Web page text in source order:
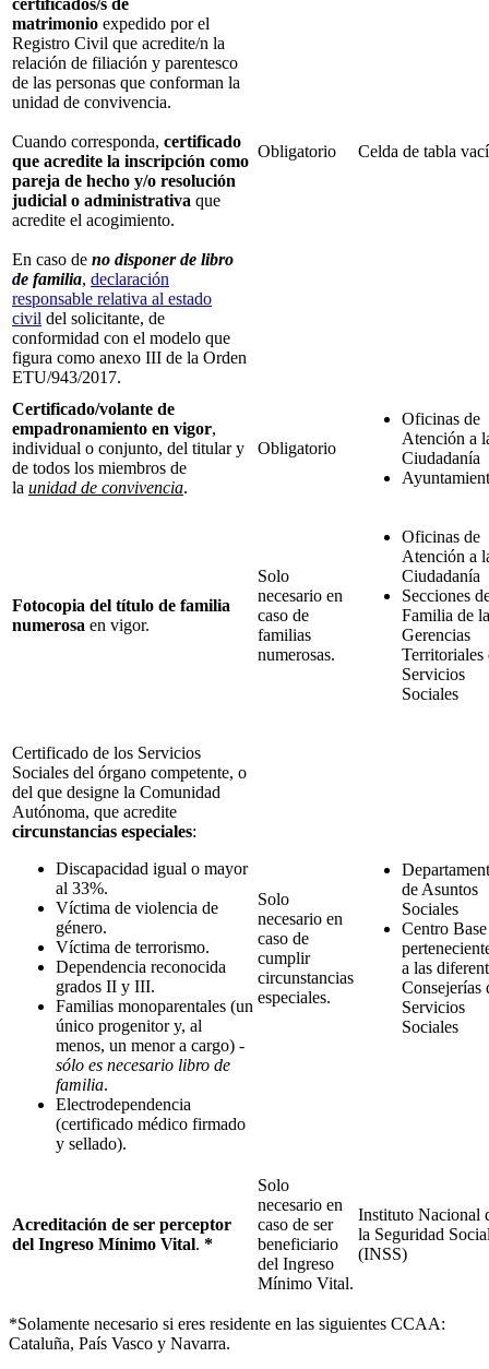
matrimonio expedido por el
Registro Civil que acredite/n la
relación de filiación y parentesco
de las personas que conforman la
unidad de convivencia.
Cuando corresponda, certificado
que acredite la inscripción como
pareja de hecho y/o resolución
judicial o administrativa que
acredite el acogimiento.
En caso de no disponer de libro
de familia, declaración
responsable relativa al estado
civil del solicitante, de
conformidad con el modelo que
figura como anexo III de la Orden
ETU/943/2017.
Obligatorio Celda de tabla
Certificado/volante de
empadronamiento en vigor,
individual o conjunto, del titular y
de todos los miembros de
la unidad de convivencia.
Obligatorio
Oficinas de
Atención a
Ciudadanía
Fotocopia del título de familia
numerosa en vigor.
Solo
necesario en
caso de
familias
numerosas.
Oficinas de
Atención a
Ciudadanía
Secciones
Familia de
Gerencias
Territoriales
Servicios
Sociales
Certificado de los Servicios
Sociales del órgano competente, o
del que designe la Comunidad
Autónoma, que acredite
circunstancias especiales:
Discapacidad igual o mayor
al 33%.
Víctima de violencia de
género.
Víctima de terrorismo.
Dependencia reconocida
grados II y III.
Familias monoparentales (un
único progenitor y, al
menos, un menor a cargo) -
sólo es necesario libro de
familia.
Electrodependencia
(certificado médico firmado
y sellado).
Solo
necesario en
caso de
cumplir
circunstancias
especiales.
de Asuntos
Sociales
Centro Base
a las
Consejerías
Servicios
Sociales
Acreditación de ser perceptor
del Ingreso Mínimo Vital. *
Solo
necesario en
caso de ser
beneficiario
del Ingreso
Mínimo Vital.
Instituto Nacional
la Seguridad
(INSS)
*Solamente necesario si eres residente en las siguientes CCAA:
Cataluña, País Vasco y Navarra.